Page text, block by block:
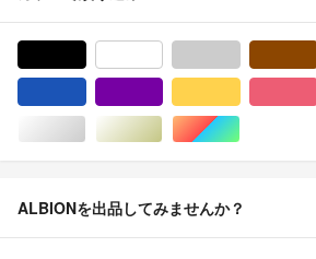
シルバー/銀色系ゴールド/金色系マルチカラー
ALBIONを出品してみませんか？